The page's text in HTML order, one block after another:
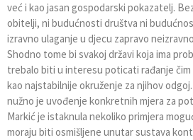
već i kao jasan gospodarski pokazatelj.
obitelji, ni budućnosti društva ni
izravno ulaganje u djecu zapravo
Shodno tome bi svakoj državi koja ima
trebalo biti u interesu poticati rađanje
kao najstabilnije okruženje za njihov
nužno je uvođenje konkretnih mjera za
Markić je istaknula nekoliko primjera
moraju biti osmišljene unutar sustava